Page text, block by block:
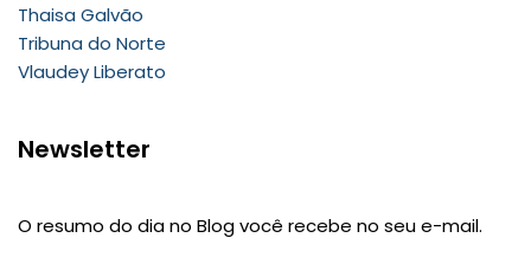
Thaisa Galvão
Tribuna do Norte
Vlaudey Liberato
Newsletter
O resumo do dia no Blog você recebe no seu e-mail.